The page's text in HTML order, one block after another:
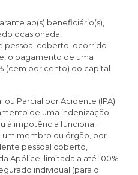
ao(s) beneficiário(s),
ocasionada,
pessoal coberto, ocorrido
o pagamento de uma
(cem por cento) do capital
ou Parcial por Acidente (IPA):
de uma indenização
à impotência funcional
um membro ou órgão, por
pessoal coberto,
Apólice, limitada a até 100%
individual (para o